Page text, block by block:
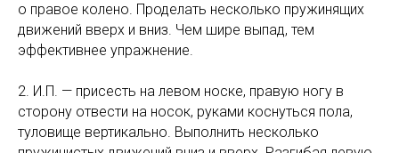
о правое колено. Проделать несколько пружинящих
движений вверх и вниз. Чем шире выпад, тем
эффективнее упражнение.
2. И.П. — присесть на левом носке, правую ногу в
сторону отвести на носок, руками коснуться пола,
туловище вертикально. Выполнить несколько